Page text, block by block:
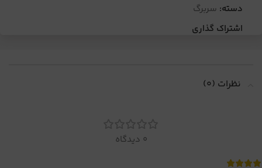
دسته: سربرگ
اشتراک گذاری
نظرات (0)
0 دیدگاه